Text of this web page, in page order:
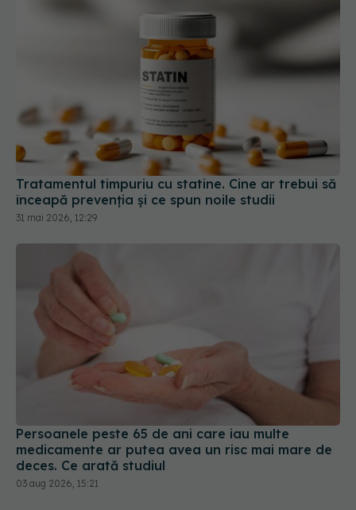
Tratamentul timpuriu cu statine. Cine ar trebui să
înceapă prevenția și ce spun noile studii
31 mai 2026, 12:29
Persoanele peste 65 de ani care iau multe
medicamente ar putea avea un risc mai mare de
03 aug 2026, 15:21